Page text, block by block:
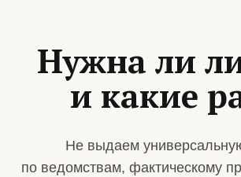
Нужна ли
и какие
Не выдаем
по ведомствам, фактическому